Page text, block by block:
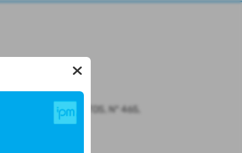
PEREIRA DOS SANTOS, Nº 465,